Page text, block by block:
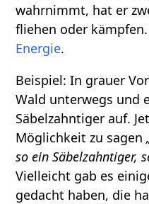
wahrnimmt, hat er
fliehen oder
Energie.
Beispiel: In grauer
Wald unterwegs und
Säbelzahntiger auf.
Möglichkeit zu sagen
so ein Säbelzahntiger,
Vielleicht gab es
gedacht haben, die